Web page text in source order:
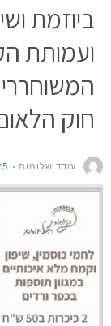
ביוזמת
ועמותת
חוק
עודד שלומות